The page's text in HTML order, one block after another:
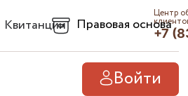
Квитанции Правовая основа
Центр
+7
Войти